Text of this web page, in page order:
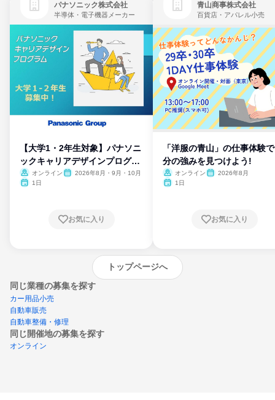
パナソニック株式会社
半導体・電子機器メーカー
【大学1・2年生対象】パナソニ
ックキャリアデザインプログラ
ム
オンライン
2026年8月・9月・10月
1日
お気に入り
青山商事株式会社
百貨店・アパレル小売
「洋服の青山」の仕事体験
分の強みを見つけよう!
オンライン
2026年8月
1日
お気に入り
トップページへ
同じ業種の募集を探す
カー用品小売
自動車販売
自動車整備・修理
同じ開催地の募集を探す
オンライン